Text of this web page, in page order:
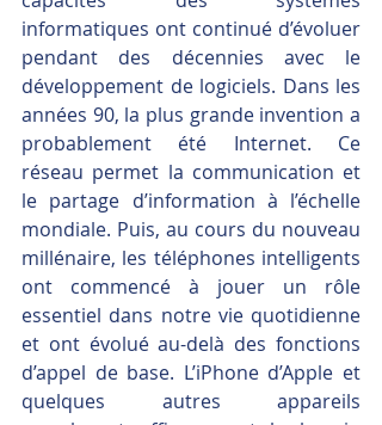
informatiques ont continué d’évoluer
pendant des décennies avec le
développement de logiciels. Dans les
années 90, la plus grande invention a
probablement été Internet. Ce
réseau permet la communication et
le partage d’information à l’échelle
mondiale. Puis, au cours du nouveau
millénaire, les téléphones intelligents
ont commencé à jouer un rôle
essentiel dans notre vie quotidienne
et ont évolué au-delà des fonctions
d’appel de base. L’iPhone d’Apple et
quelques autres appareils